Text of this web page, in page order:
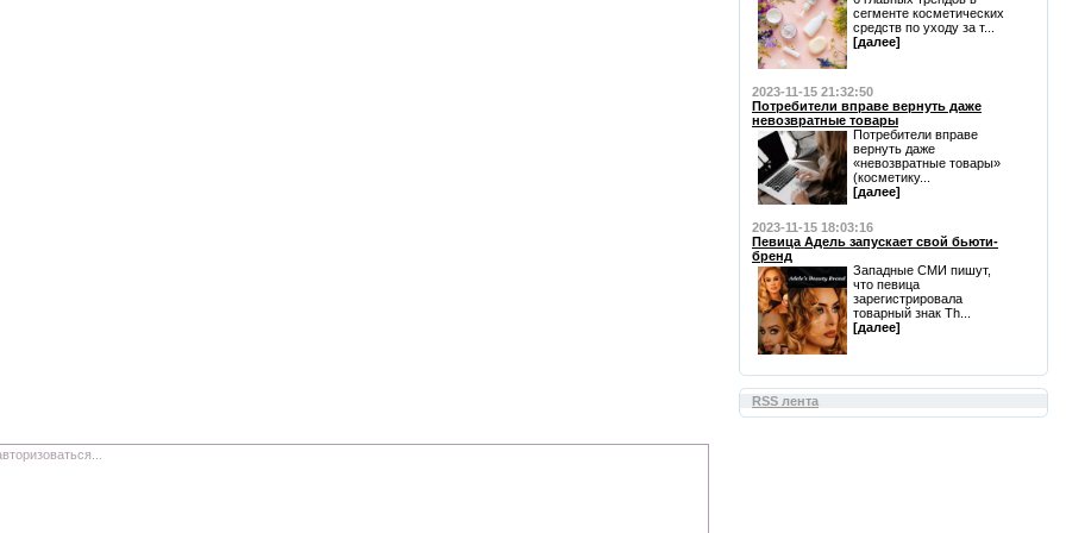
сегменте косметических
средств по уходу за т...
[далее]
2023-11-15 21:32:50
Потребители вправе вернуть даже
невозвратные товары
Потребители вправе
вернуть даже
«невозвратные товары»
(косметику...
[далее]
2023-11-15 18:03:16
Певица Адель запускает свой бьюти-
бренд
Западные СМИ пишут,
что певица
зарегистрировала
товарный знак Th...
[далее]
RSS лента